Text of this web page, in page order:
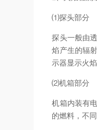
⑴探头部分
探头一般由
焰产生的辐
示器显示火焰
⑵机箱部分
机箱内装有
的燃料，不